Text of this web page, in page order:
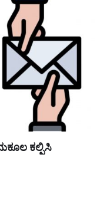
ಕಲ್ಪಿಸಿ